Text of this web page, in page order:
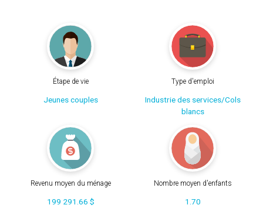
Étape de vie
Jeunes couples
Type d'emploi
Industrie des services/Cols
blancs
Revenu moyen du ménage
199 291.66 $
Nombre moyen d'enfants
1.70